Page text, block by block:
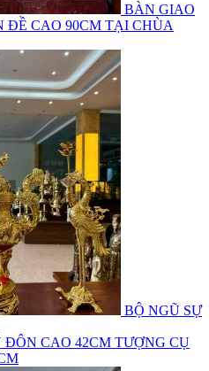
BÀN GIAO
ĐỀ CAO 90CM TẠI CHÙA
BỘ NGŨ SỰ
TƯỢNG CỤ